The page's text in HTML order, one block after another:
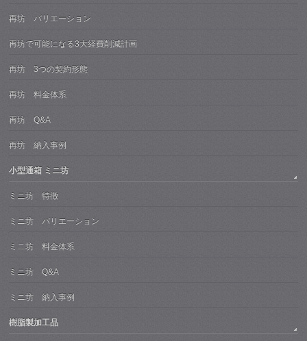
再坊 バリエーション
再坊で可能になる3大経費削減計画
再坊 3つの契約形態
再坊 料金体系
再坊 Q&A
再坊 納入事例
小型通箱 ミニ坊
ミニ坊 特徴
ミニ坊 バリエーション
ミニ坊 料金体系
ミニ坊 Q&A
ミニ坊 納入事例
樹脂製加工品